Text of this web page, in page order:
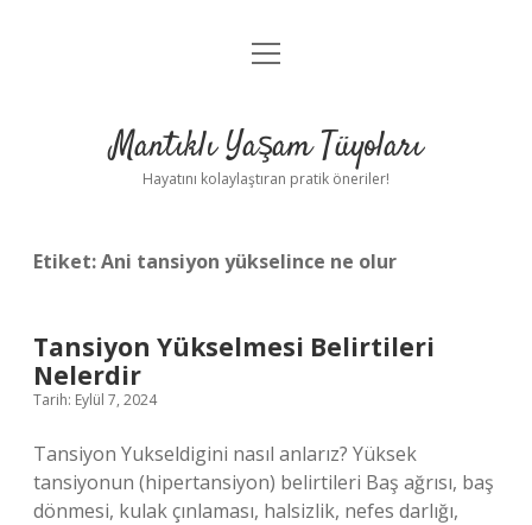
Anasayfa
Yasal Uyarı
menüyü
Mantıklı Yaşam Tüyoları
Hayatını kolaylaştıran pratik öneriler!
Etiket:Ani tansiyon yükselince ne olur
Tansiyon Yükselmesi Belirtileri
Nelerdir
Tarih: Eylül 7, 2024
Tansiyon Yukseldigini nasıl anlarız? Yüksek
tansiyonun (hipertansiyon) belirtileri Baş ağrısı, baş
dönmesi, kulak çınlaması, halsizlik, nefes darlığı,